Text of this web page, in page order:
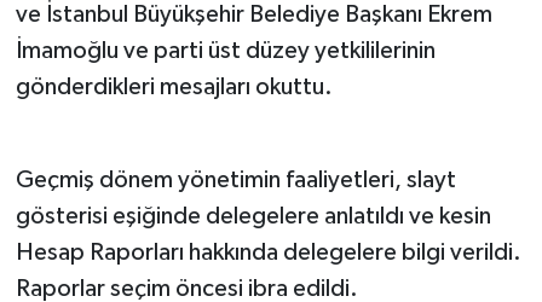
ve İstanbul Büyükşehir Belediye Başkanı Ekrem
İmamoğlu ve parti üst düzey yetkililerinin
gönderdikleri mesajları okuttu.
Geçmiş dönem yönetimin faaliyetleri, slayt
gösterisi eşiğinde delegelere anlatıldı ve kesin
Hesap Raporları hakkında delegelere bilgi verildi.
Raporlar seçim öncesi ibra edildi.